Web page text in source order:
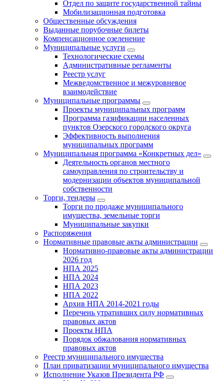
Отдел по защите государственной тайны
Мобилизационная подготовка
Общественные обсуждения
Выданные порубочные билеты
Компенсационное озеленение
Муниципальные услуги
Технологические схемы
Административные регламенты
Реестр услуг
Межведомственное и межуровневое
взаимодействие
Муниципальные программы
Проекты муниципальных программ
Программа газификации населенных
пунктов Озерского городского округа
Эффективность выполнения
муниципальных программ
Муниципальная программа «Конкретных дел»
Деятельность органов местного
самоуправления по строительству и
модернизации объектов муниципальной
собственности
Торги, тендеры
Торги по продаже муниципального
имущества, земельные торги
Муниципальные закупки
Распоряжения
Нормативные правовые акты администрации
Нормативно-правовые акты администрации
2026 год
НПА 2025
НПА 2024
НПА 2023
НПА 2022
Архив НПА 2014-2021 годы
Перечень утративших силу нормативных
правовых актов
Проекты НПА
Порядок обжалования нормативных
правовых актов
Реестр муниципального имущества
План приватизации муниципального имущества
Исполнение Указов Президента РФ